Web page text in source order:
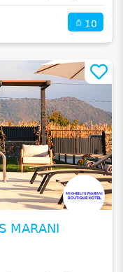
10
MARANI